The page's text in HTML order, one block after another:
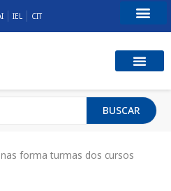
IEL CIT
BUSCAR
forma turmas dos cursos